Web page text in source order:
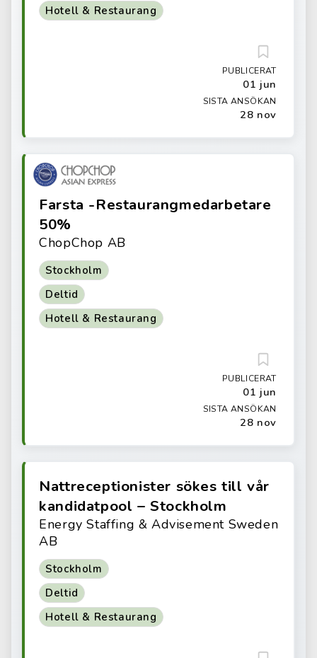
Hotell & Restaurang
PUBLICERAT
01 jun
SISTA ANSÖKAN
28 nov
Farsta -Restaurangmedarbetare
50%
ChopChop AB
Stockholm
Deltid
Hotell & Restaurang
PUBLICERAT
01 jun
SISTA ANSÖKAN
28 nov
Nattreceptionister sökes till vår
kandidatpool – Stockholm
Energy Staffing & Advisement Sweden
AB
Stockholm
Deltid
Hotell & Restaurang